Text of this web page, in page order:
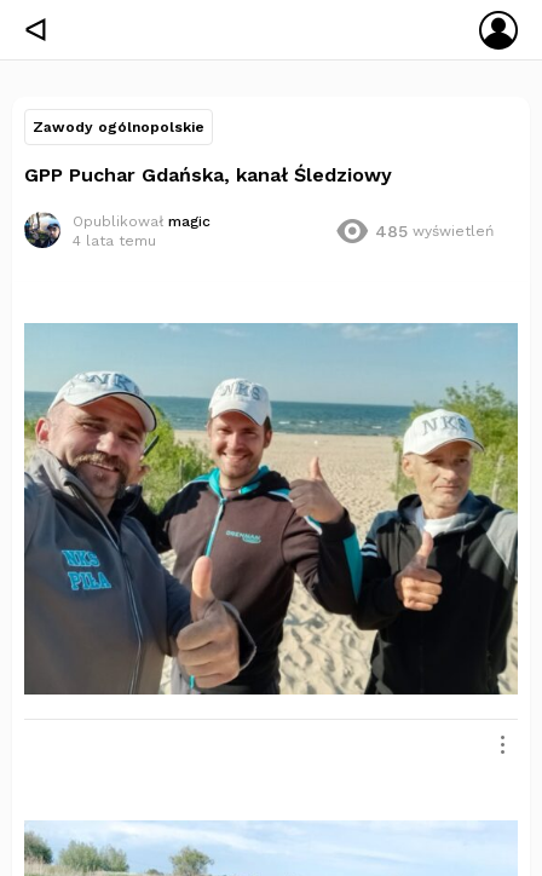
ᐊ
Zawody ogólnopolskie
GPP Puchar Gdańska, kanał Śledziowy
Opublikował magic
4 lata temu
485 wyświetleń